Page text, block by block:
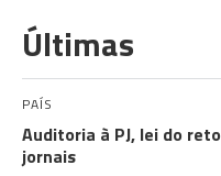
Últimas
PAÍS
Auditoria à PJ, lei do
jornais